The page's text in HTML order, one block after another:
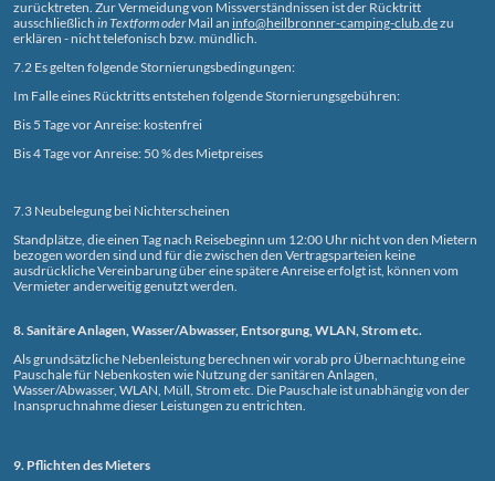
zurücktreten. Zur Vermeidung von Missverständnissen ist der Rücktritt
ausschließlich in Textform oderMail an info@heilbronner-camping-club.dezu
erklären - nicht telefonisch bzw. mündlich.
7.2 Es gelten folgende Stornierungsbedingungen:
Im Falle eines Rücktritts entstehen folgende Stornierungsgebühren:
Bis 5 Tage vor Anreise: kostenfrei
Bis 4 Tage vor Anreise: 50 % des Mietpreises
7.3 Neubelegung bei Nichterscheinen
Standplätze, die einen Tag nach Reisebeginn um 12:00 Uhr nicht von den Mietern
bezogen worden sind und für die zwischen den Vertragsparteien keine
ausdrückliche Vereinbarung über eine spätere Anreise erfolgt ist, können vom
Vermieter anderweitig genutzt werden.
8. Sanitäre Anlagen, Wasser/Abwasser, Entsorgung, WLAN, Strom etc.
Als grundsätzliche Nebenleistung berechnen wir vorab pro Übernachtung eine
Pauschale für Nebenkosten wie Nutzung der sanitären Anlagen,
Wasser/Abwasser, WLAN, Müll, Strom etc. Die Pauschale ist unabhängig von der
Inanspruchnahme dieser Leistungen zu entrichten.
9. Pflichten des Mieters